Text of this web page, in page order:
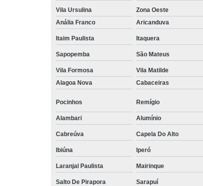
Vila Ursulina Zona Oeste
Anália Franco
Aricanduva
Itaim Paulista Itaquera
Sapopemba São Mateus
Vila Formosa Vila Matilde
Alagoa Nova
Cabaceiras
Pocinhos Remígio
Alambari
Alumínio
Cabreúva Capela Do Alto
Ibiúna Iperó
Laranjal Paulista Mairinque
Salto De Pirapora Sarapuí